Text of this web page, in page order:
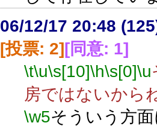
06/12/17 20:48
[投票: 2][同意: 1]
\t\u\s[10]\h\s[0]\u
房ではないから
\w5そういう方